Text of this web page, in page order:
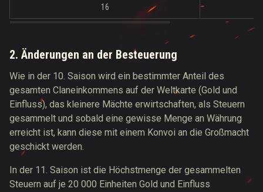
16
2. Änderungen an der Besteuerung
Wie in der 10. Saison wird ein bestimmter Anteil des
gesamten Claneinkommens auf der Weltkarte (Gold und
Einfluss), das kleinere Mächte erwirtschaften, als Steuern
gesammelt und sobald eine gewisse Menge an Währung
erreicht ist, kann diese mit einem Konvoi an die Großmacht
geschickt werden.
In der 11. Saison ist die Höchstmenge der gesammelten
Steuern auf je 20 000 Einheiten Gold und Einfluss